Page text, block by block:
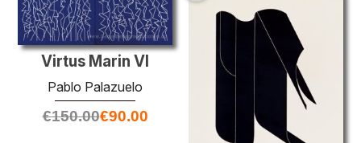
Virtus Marin VI
Pablo Palazuelo
€150.00€90.00